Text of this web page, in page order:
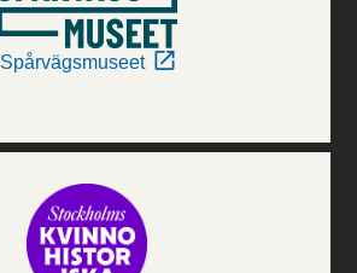
Spårvägsmuseet